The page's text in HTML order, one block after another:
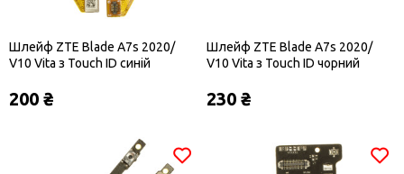
Шлейф ZTE Blade A7s 2020/
V10 Vita з Touch ID синій
200 ₴
Шлейф ZTE Blade A7s 2020/
V10 Vita з Touch ID чорний
230 ₴